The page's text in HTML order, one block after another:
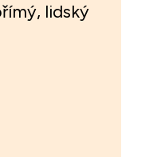
lidský